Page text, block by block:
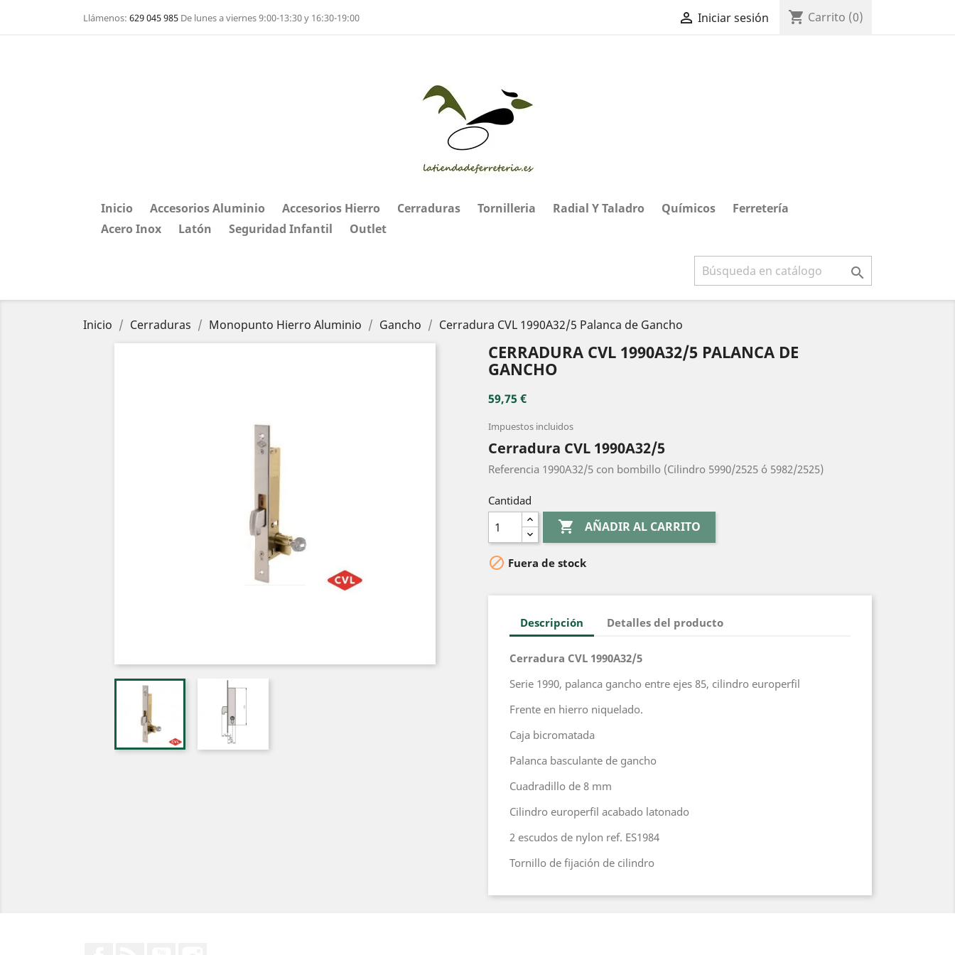
Llámenos: 629 045 985 De lunes a viernes 9:00-13:30 y 16:30-19:00  Iniciar sesión shopping_cart Carrito (0)
Inicio Accesorios Aluminio Accesorios Hierro Cerraduras Tornilleria Radial Y Taladro Químicos
Ferretería
Acero Inox
Latón Seguridad Infantil Outlet

Inicio Cerraduras Monopunto Hierro Aluminio Gancho Cerradura CVL 1990A32/5 Palanca de Gancho
CERRADURA CVL 1990A32/5 PALANCA DE
GANCHO
59,75 €
Impuestos incluidos
Cerradura CVL 1990A32/5
Referencia 1990A32/5 con bombillo (Cilindro 5990/2525 ó 5982/2525)
Cantidad
 AÑADIR AL CARRITO
 Fuera de stock
Descripción Detalles del producto
Cerradura CVL 1990A32/5
Serie 1990, palanca gancho entre ejes 85, cilindro europerfil
Frente en hierro niquelado.
Caja bicromatada
Palanca basculante de gancho
Cuadradillo de 8 mm
Cilindro europerﬁl acabado latonado
2 escudos de nylon ref. ES1984
Tornillo de ﬁjación de cilindro